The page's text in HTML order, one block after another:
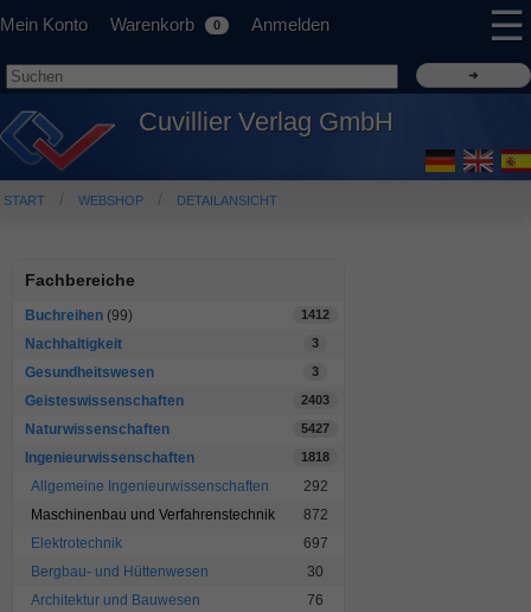
Mein Konto Warenkorb 0 Anmelden ☰
Cuvillier Verlag GmbH
START WEBSHOP DETAILANSICHT
Fachbereiche
Buchreihen (99) 1412
Nachhaltigkeit 3
Gesundheitswesen 3
Geisteswissenschaften 2403
Naturwissenschaften 5427
Ingenieurwissenschaften 1818
Allgemeine Ingenieurwissenschaften
292
Maschinenbau und Verfahrenstechnik
872
Elektrotechnik
697
Bergbau- und Hüttenwesen
30
Architektur und Bauwesen
76